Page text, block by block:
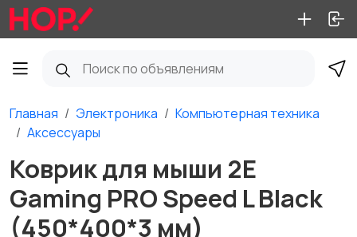
Главная Электроника
Компьютерная техника
Аксессуары
Коврик для мыши 2E
Gaming PRO Speed L Black
(450*400*3 мм)